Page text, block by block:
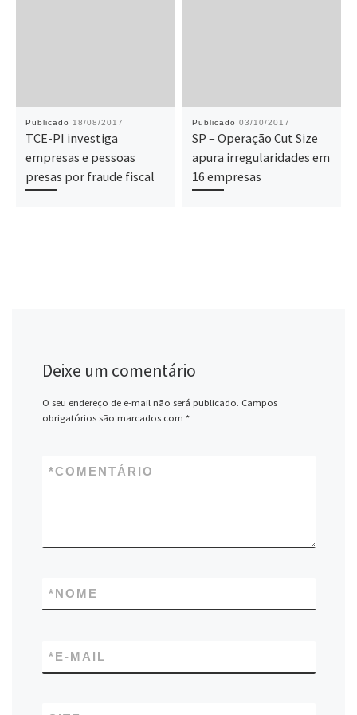
Publicado 18/08/2017
TCE-PI investiga
empresas e pessoas
presas por fraude fiscal
Publicado 03/10/2017
SP – Operação Cut Size
apura irregularidades em
16 empresas
Deixe um comentário
O seu endereço de e-mail não será publicado. Campos
obrigatórios são marcados com *
COMENTÁRIO
*
NOME
*
E-MAIL
*